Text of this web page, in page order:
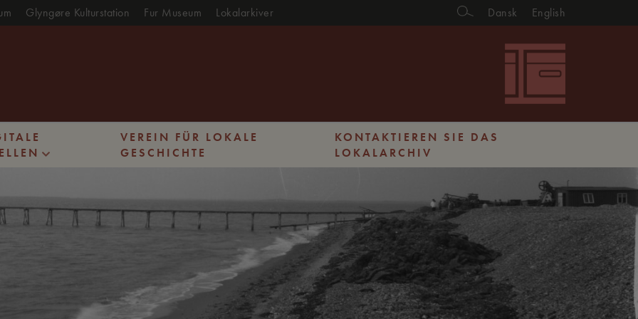
Glyngøre Kulturstation Fur Museum Lokalarkiver Dansk English
VEREIN FÜR LOKALE
GESCHICHTE
KONTAKTIEREN SIE DAS
LOKALARCHIV